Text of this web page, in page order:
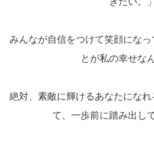
みんなが自信をつけて笑顔にな
とが私の幸せな
絶対、素敵に輝けるあなたにな
て、一歩前に踏み出し